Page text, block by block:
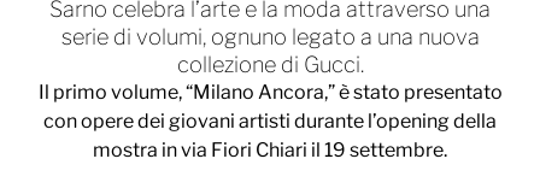
Sarno celebra l’arte e la moda attraverso una
serie di volumi, ognuno legato a una nuova
collezione di Gucci.
Il primo volume, “Milano Ancora,” è stato presentato
con opere dei giovani artisti durante l’opening della
mostra in via Fiori Chiari il 19 settembre.